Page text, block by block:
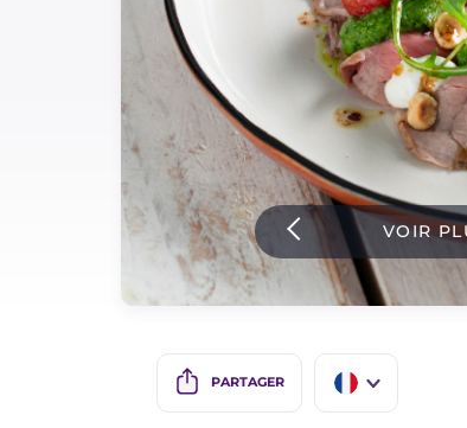
Instagram
YouTube VOIR
PARTAGER